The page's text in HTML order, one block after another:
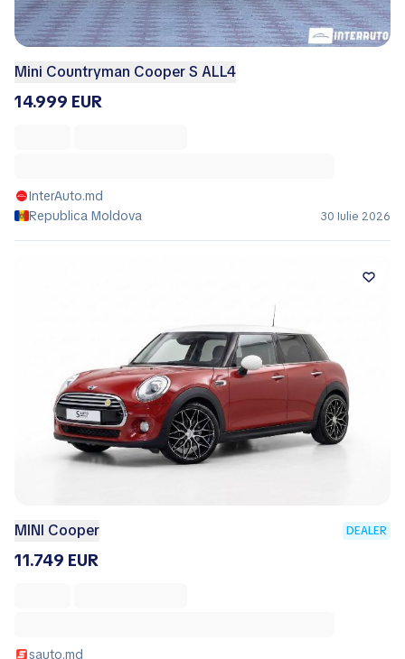
Mini Countryman Cooper S ALL4
14.999 EUR
InterAuto.md
Republica Moldova
30 Iulie 2026
MINI Cooper DEALER
11.749 EUR
sauto.md